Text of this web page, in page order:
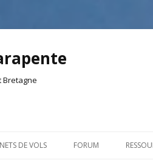
Bretagne
au
DE VOLS FORUM